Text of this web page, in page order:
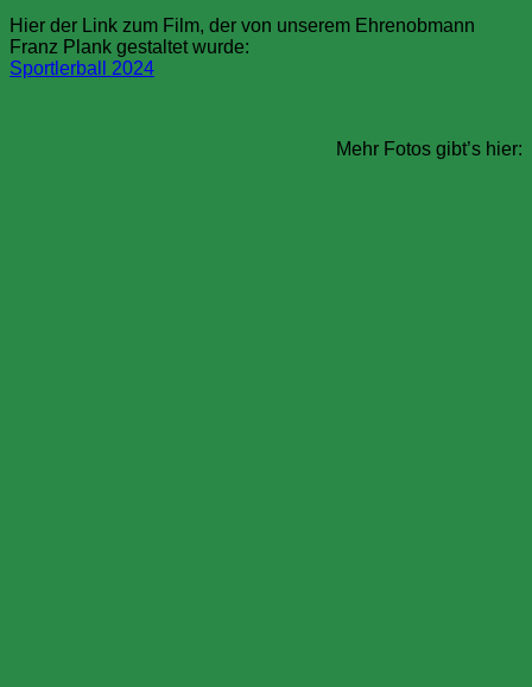
Hier der Link zum Film, der von unserem Ehrenobmann
Franz Plank gestaltet wurde:
Sportlerball 2024
Mehr Fotos gibt’s hier: